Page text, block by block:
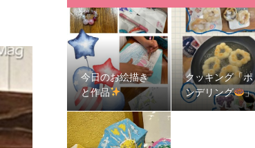
今日のお絵描き
と作品
クッキング「ポ
ンデリング
」